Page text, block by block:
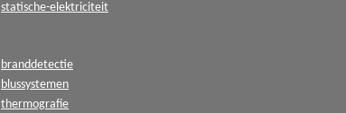
statische-elektriciteit
branddetectie
blussystemen
thermografie